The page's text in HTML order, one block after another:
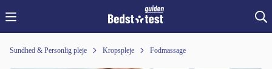
Sundhed & Personlig pleje Kropspleje Fodmassage